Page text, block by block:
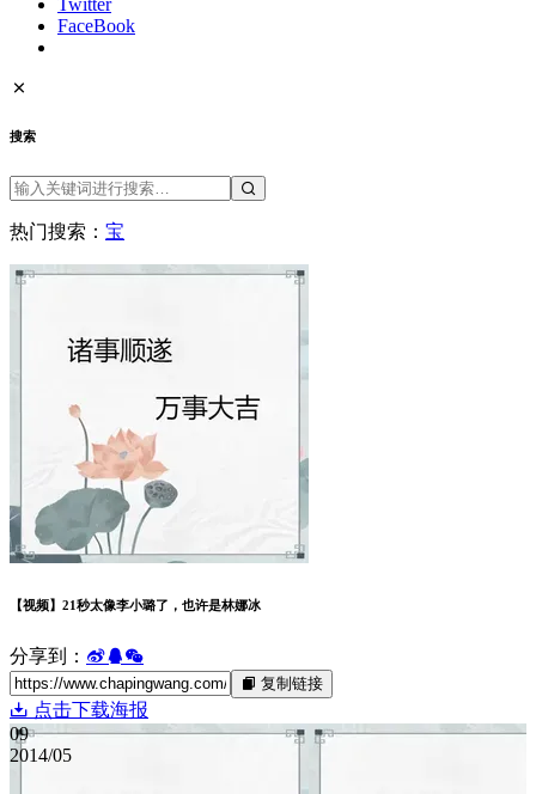
淘宝店主网上代购逃税100万获刑11年引网友热议
分类
IT
丑闻
中评
俄乌战争
健康
免费
军事
变态
品牌
域名空间
差评
快递
手机
新闻
日本
曝光台